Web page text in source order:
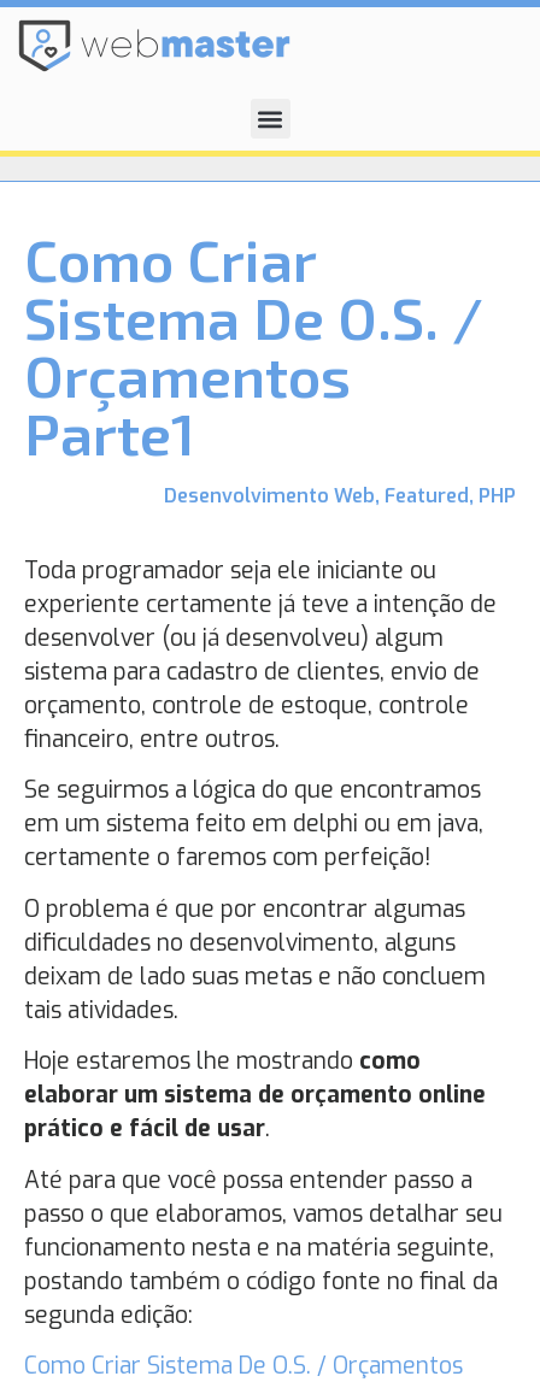
Como Criar
Sistema De O.S. /
Orçamentos
Parte1
Desenvolvimento Web, Featured, PHP
Toda programador seja ele iniciante ou
experiente certamente já teve a intenção de
desenvolver (ou já desenvolveu) algum
sistema para cadastro de clientes, envio de
orçamento, controle de estoque, controle
financeiro, entre outros.
Se seguirmos a lógica do que encontramos
em um sistema feito em delphi ou em java,
certamente o faremos com perfeição!
O problema é que por encontrar algumas
dificuldades no desenvolvimento, alguns
deixam de lado suas metas e não concluem
tais atividades.
Hoje estaremos lhe mostrando como
elaborar um sistema de orçamento online
prático e fácil de usar.
Até para que você possa entender passo a
passo o que elaboramos, vamos detalhar seu
funcionamento nesta e na matéria seguinte,
postando também o código fonte no final da
segunda edição:
Como Criar Sistema De O.S. / Orçamentos